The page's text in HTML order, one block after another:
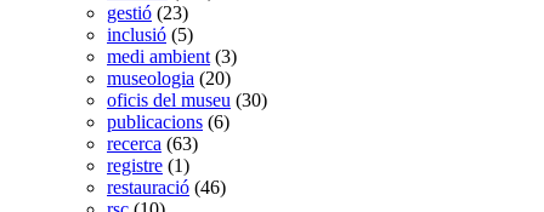
gestió (23)
inclusió (5)
medi ambient (3)
museologia (20)
oficis del museu (30)
publicacions (6)
recerca (63)
registre (1)
restauració (46)